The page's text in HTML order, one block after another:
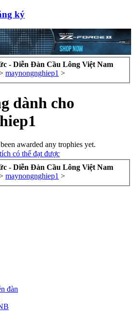
ký
- Diễn Đàn Cầu Lông Việt Nam
maynongnghiep1 >
dành cho
awarded any trophies yet.
có thể đạt được
- Diễn Đàn Cầu Lông Việt Nam
maynongnghiep1 >
đàn